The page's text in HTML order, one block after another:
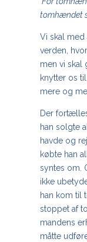
tomhændet
Vi skal
verden,
men vi skal
knytter os
mere og
Der
han solgte
havde og
købte han
syntes om.
ikke
han kom til
stoppet af
mandens
måtte